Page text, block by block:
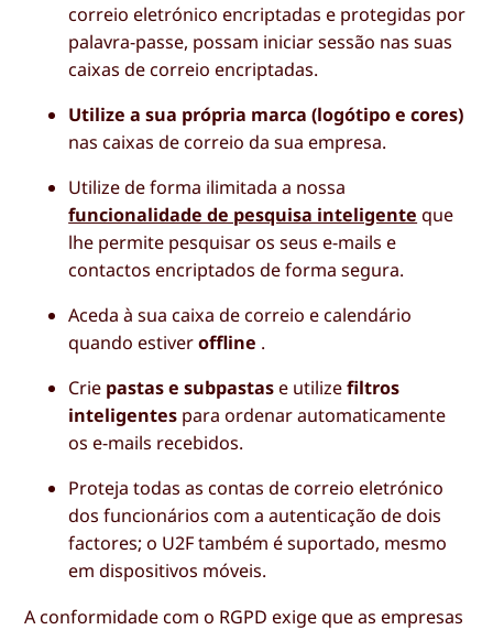
correio eletrónico encriptadas e protegidas por
palavra-passe, possam iniciar sessão nas suas
caixas de correio encriptadas.
Utilize a sua própria marca (logótipo e cores)
nas caixas de correio da sua empresa.
Utilize de forma ilimitada a nossa
funcionalidade de pesquisa inteligente que
lhe permite pesquisar os seus e-mails e
contactos encriptados de forma segura.
Aceda à sua caixa de correio e calendário
quando estiveroffline .
Crie pastas e subpastas e utilizefiltros
inteligentes para ordenar automaticamente
os e-mails recebidos.
Proteja todas as contas de correio eletrónico
dos funcionários com a autenticação de dois
factores; o U2F também é suportado, mesmo
em dispositivos móveis.
A conformidade com o RGPD exige que as empresas